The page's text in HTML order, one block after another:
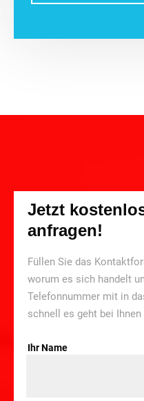
Jetzt
anfragen!
Füllen Sie das
worum es sich handelt
Telefonnummer mit in
schnell es geht bei Ihnen
Ihr Name